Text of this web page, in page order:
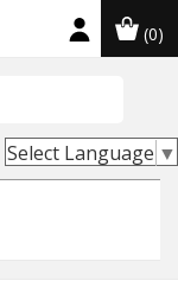
(0)
Select Language ▼